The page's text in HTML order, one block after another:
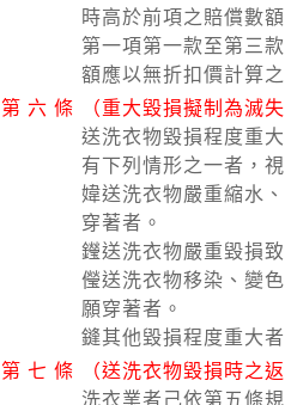
時高於前項之賠償數
第一項第一款至第三
額應以無折扣價計算
第 六 條
（重大毀損擬制為滅
送洗衣物毀損程度重
有下列情形之一者，
媁送洗衣物嚴重縮水
穿著者。
𨯗送洗衣物嚴重毀損
𠐓送洗衣物移染、變
願穿著者。
鏠其他毀損程度重大
第 七 條
（送洗衣物毀損時之
洗衣業者己依第五條